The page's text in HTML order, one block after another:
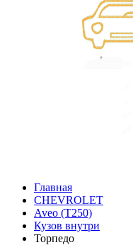
Главная
CHEVROLET
Aveo (T250)
Кузов внутри
Торпедо